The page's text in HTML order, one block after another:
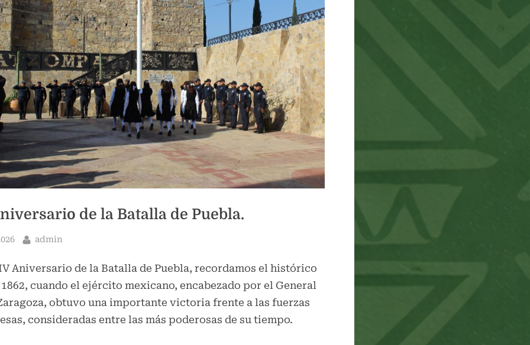
Toggle
sub-
menu
Toggle
sub-
menu
de la Batalla de Puebla.
By
admin
Aniversario de la Batalla de Puebla, recordamos el histórico
cuando el ejército mexicano, encabezado por el General
obtuvo una importante victoria frente a las fuerzas
consideradas entre las más poderosas de su tiempo.